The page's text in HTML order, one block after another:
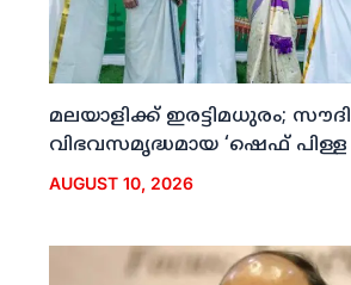
മലയാളിക്ക് ഇരട്ടിമധുരം;
വിഭവസമൃദ്ധമായ ‘ഷെഫ് പിള്ള
AUGUST 10, 2026